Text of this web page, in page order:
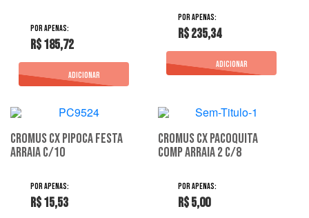
R$ 185,72
R$ 235,34
Cromus Cx Pipoca Festa
Arraia C/10
R$ 15,53
Cromus Cx Pacoquita
Comp Arraia 2 C/8
R$ 5,00